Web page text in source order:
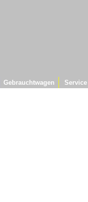
Gebrauchtwagen Service